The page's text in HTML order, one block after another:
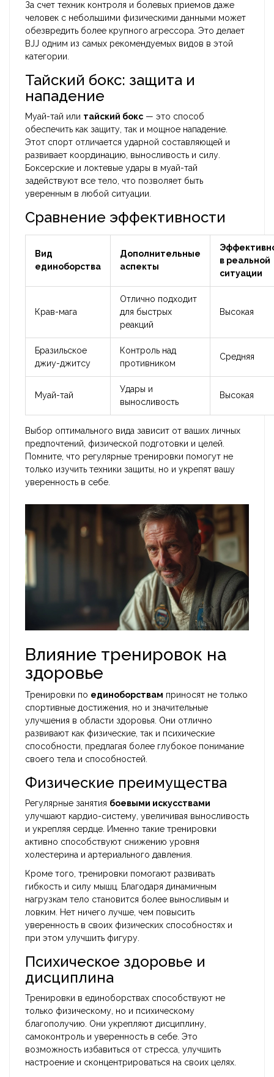
За счет техник контроля и болевых приемов даже
человек с небольшими физическими данными может
обезвредить более крупного агрессора. Это делает
BJJ одним из самых рекомендуемых видов в этой
категории.
Тайский бокс: защита и
нападение
Муай-тай или тайский бокс — это способ
обеспечить как защиту, так и мощное нападение.
Этот спорт отличается ударной составляющей и
развивает координацию, выносливость и силу.
Боксерские и локтевые удары в муай-тай
задействуют все тело, что позволяет быть
уверенным в любой ситуации.
Сравнение эффективности
Вид
единоборства
Дополнительные
аспекты
в реальной
ситуации
Крав-мага
Отлично подходит
для быстрых
реакций
Высокая
Бразильское
джиу-джитсу
Контроль над
противником
Средняя
Муай-тай
Удары и
выносливость
Высокая
Выбор оптимального вида зависит от ваших личных
предпочтений, физической подготовки и целей.
Помните, что регулярные тренировки помогут не
только изучить техники защиты, но и укрепят вашу
уверенность в себе.
Влияние тренировок на
здоровье
Тренировки по единоборствам приносят не только
спортивные достижения, но и значительные
улучшения в области здоровья. Они отлично
развивают как физические, так и психические
способности, предлагая более глубокое понимание
своего тела и способностей.
Физические преимущества
Регулярные занятия боевыми искусствами
улучшают кардио-систему, увеличивая выносливость
и укрепляя сердце. Именно такие тренировки
активно способствуют снижению уровня
холестерина и артериального давления.
Кроме того, тренировки помогают развивать
гибкость и силу мышц. Благодаря динамичным
нагрузкам тело становится более выносливым и
ловким. Нет ничего лучше, чем повысить
уверенность в своих физических способностях и
при этом улучшить фигуру.
Психическое здоровье и
дисциплина
Тренировки в единоборствах способствуют не
только физическому, но и психическому
благополучию. Они укрепляют дисциплину,
самоконтроль и уверенность в себе. Это
возможность избавиться от стресса, улучшить
настроение и сконцентрироваться на своих целях.